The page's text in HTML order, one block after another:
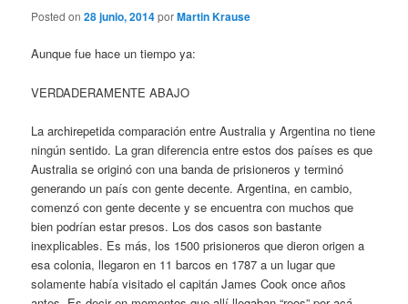
Posted on28 junio, 2014porMartin Krause
Aunque fue hace un tiempo ya:
VERDADERAMENTE ABAJO
La archirepetida comparación entre Australia y Argentina no tiene
ningún sentido. La gran diferencia entre estos dos países es que
Australia se originó con una banda de prisioneros y terminó
generando un país con gente decente. Argentina, en cambio,
comenzó con gente decente y se encuentra con muchos que
bien podrían estar presos. Los dos casos son bastante
inexplicables. Es más, los 1500 prisioneros que dieron origen a
esa colonia, llegaron en 11 barcos en 1787 a un lugar que
solamente había visitado el capitán James Cook once años